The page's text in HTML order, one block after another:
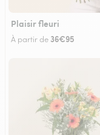
Plaisir fleuri
À partir de 36€95